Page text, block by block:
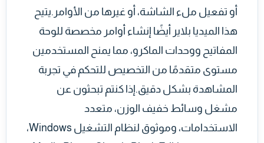
أو تفعيل ملء الشاشة، أو غيرها من الأوامر.يتيح
هذا الميديا بلاير أيضًا إنشاء أوامر مخصصة للوحة
المفاتيح ووحدات الماكرو، مما يمنح المستخدمين
مستوى متقدمًا من التخصيص للتحكم في تجربة
المشاهدة بشكل دقيق.إذا كنتم تبحثون عن
مشغل وسائط خفيف الوزن، متعدد
الاستخدامات، وموثوق لنظام التشغيل Windows،